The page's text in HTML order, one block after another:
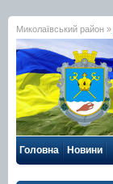
Миколаївський район »
Головна Новини